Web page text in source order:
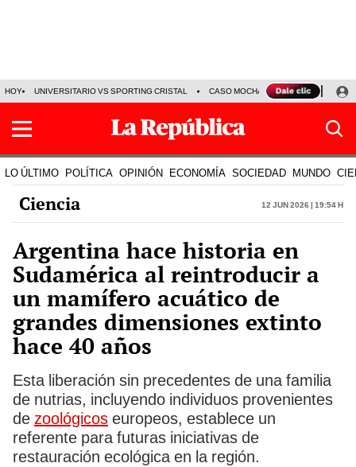
HOY UNIVERSITARIO VS SPORTING CRISTAL CASO MOCHASUELDOS
LO ÚLTIMO POLÍTICA OPINIÓN ECONOMÍA SOCIEDAD MUNDO
Ciencia 12 Jun 2026 | 19:54 h
Argentina hace historia en
Sudamérica al reintroducir a
un mamífero acuático de
grandes dimensiones extinto
hace 40 años
Esta liberación sin precedentes de una familia
de nutrias, incluyendo individuos provenientes
de zoológicos europeos, establece un
referente para futuras iniciativas de
restauración ecológica en la región.